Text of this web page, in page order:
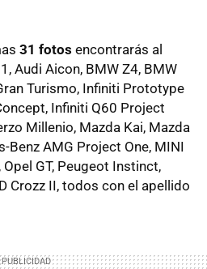
31 fotos encontrarás al
Audi Aicon, BMW Z4, BMW
Turismo, Infiniti Prototype
Infiniti Q60 Project
Millenio, Mazda Kai, Mazda
Benz AMG Project One, MINI
GT, Peugeot Instinct,
Crozz II, todos con el apellido